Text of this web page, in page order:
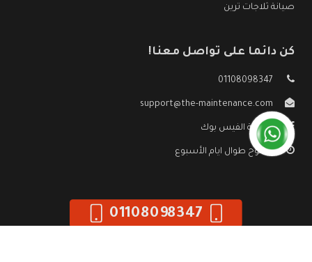
صيانة ثلاجات ترين
كن دائما على تواصل معنا!
01108098347
support@the-maintenance.com
صفحة الفيس بوك
مفتوح طوال ايام الأسبوع
01108098347